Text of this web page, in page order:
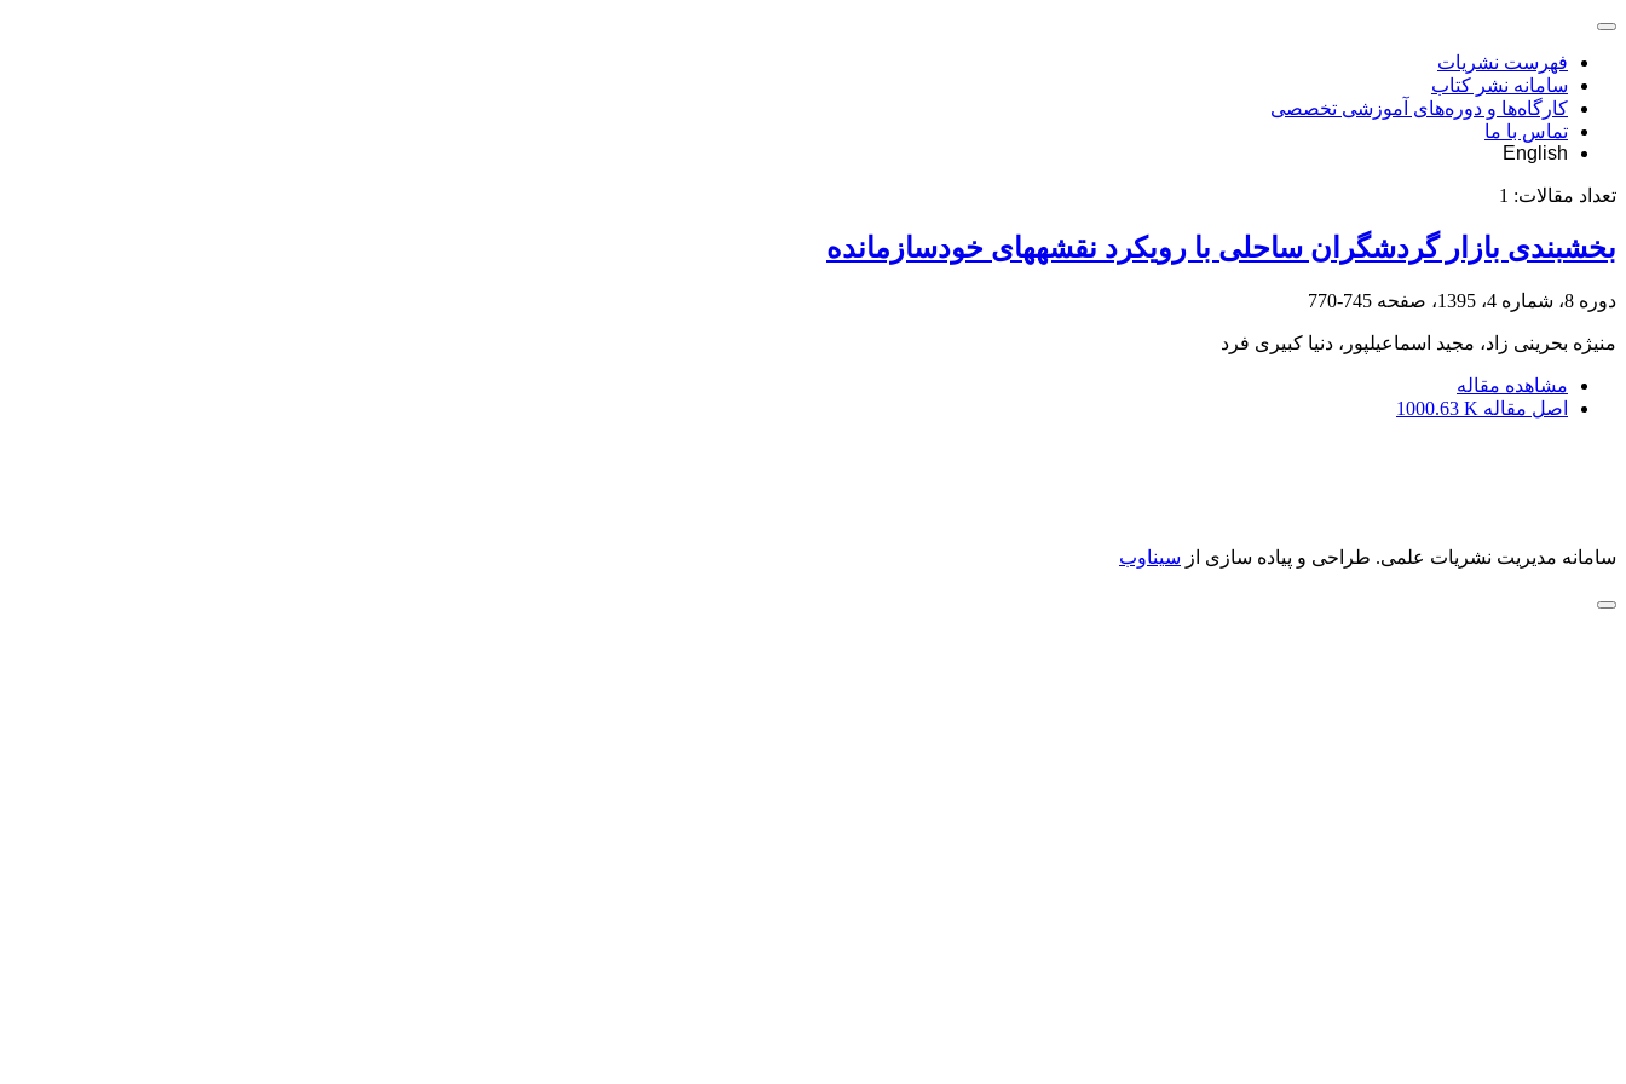
فهرست نشریات
سامانه نشر کتاب
کارگاه‌ها و دوره‌های آموزشی تخصصی
تماس با ما
English
تعداد مقالات: 1
بخش‎بندی بازار گردشگران ساحلی با رویکرد نقشه‎های خودسازمان‎ده
دوره 8، شماره 4، 1395، صفحه 745-770
منیژه بحرینی زاد، مجید اسماعیل‎پور، دنیا کبیری فرد
مشاهده مقاله
اصل مقاله 1000.63 K
سامانه مدیریت نشریات علمی. طراحی و پیاده سازی از سیناوب